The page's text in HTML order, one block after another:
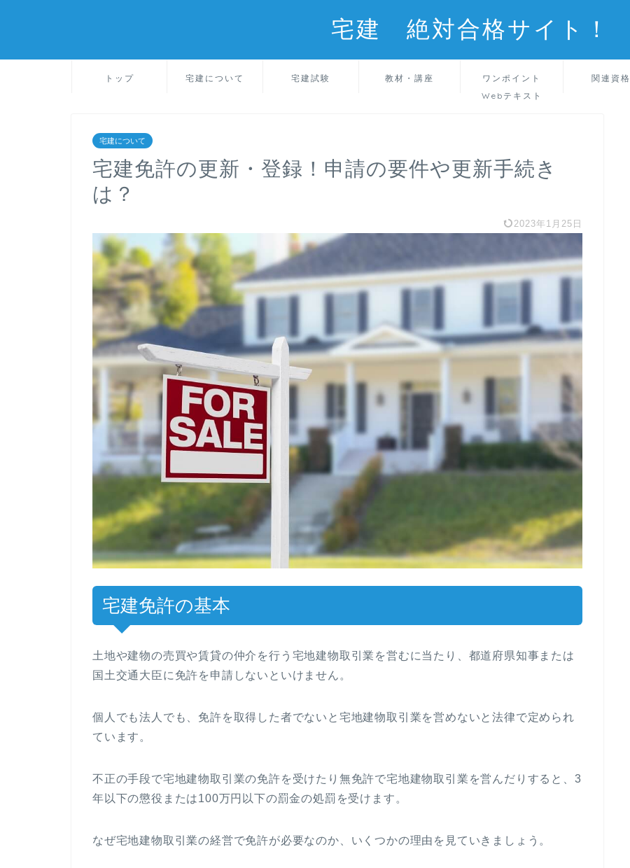
宅建 絶対合格サイト！
トップ 宅建について 宅建試験 教材・講座
ワンポイント
Webテキスト
関連資格
宅建について
宅建免許の更新・登録！申請の要件や更新手続き
は？
2023年1月25日
宅建免許の基本
土地や建物の売買や賃貸の仲介を行う宅地建物取引業を営むに当たり、都道府県知事または
国土交通大臣に免許を申請しないといけません。
個人でも法人でも、免許を取得した者でないと宅地建物取引業を営めないと法律で定められ
ています。
不正の手段で宅地建物取引業の免許を受けたり無免許で宅地建物取引業を営んだりすると、3
年以下の懲役または100万円以下の罰金の処罰を受けます。
なぜ宅地建物取引業の経営で免許が必要なのか、いくつかの理由を見ていきましょう。